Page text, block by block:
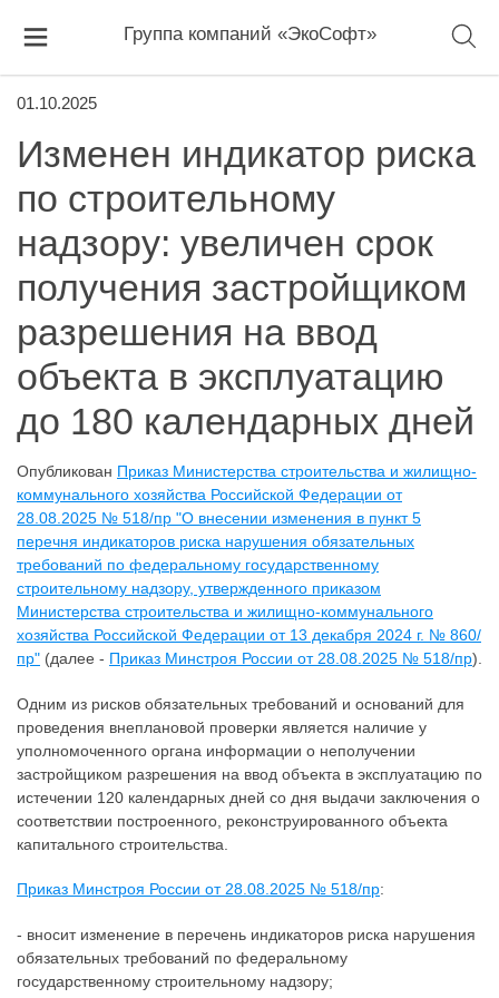
Группа компаний «ЭкоСофт»
01.10.2025
Изменен индикатор риска
по строительному
надзору: увеличен срок
получения застройщиком
разрешения на ввод
объекта в эксплуатацию
до 180 календарных дней
Опубликован Приказ Министерства строительства и жилищно-
коммунального хозяйства Российской Федерации от
28.08.2025 № 518/пр "О внесении изменения в пункт 5
перечня индикаторов риска нарушения обязательных
требований по федеральному государственному
строительному надзору, утвержденного приказом
Министерства строительства и жилищно-коммунального
хозяйства Российской Федерации от 13 декабря 2024 г. № 860/
пр" (далее - Приказ Минстроя России от 28.08.2025 № 518/пр).
Одним из рисков обязательных требований и оснований для
проведения внеплановой проверки является наличие у
уполномоченного органа информации о неполучении
застройщиком разрешения на ввод объекта в эксплуатацию по
истечении 120 календарных дней со дня выдачи заключения о
соответствии построенного, реконструированного объекта
капитального строительства.
Приказ Минстроя России от 28.08.2025 № 518/пр:
- вносит изменение в перечень индикаторов риска нарушения
обязательных требований по федеральному
государственному строительному надзору;